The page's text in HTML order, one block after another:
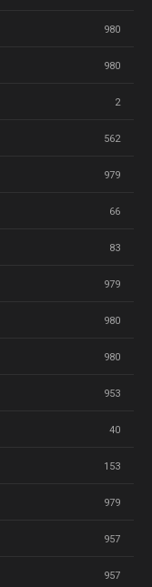
980
980
2
562
979
66
83
979
980
980
953
40
153
979
957
957